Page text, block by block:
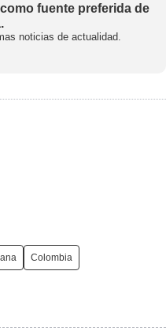
como fuente preferida de
noticias de actualidad.
Colombia